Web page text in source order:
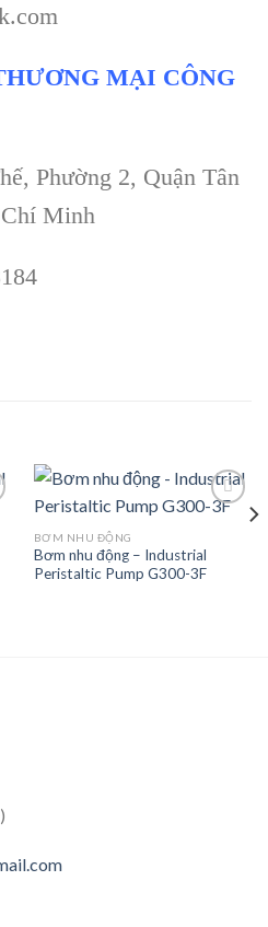
MẠI CÔNG
Phường 2, Quận Tân
Minh
Add to
wishlist
BƠM NHU ĐỘNG
Bơm nhu động – Industrial
Peristaltic Pump G300-3F